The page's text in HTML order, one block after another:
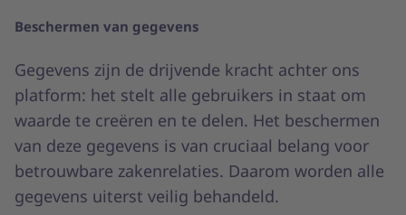
Beschermen van gegevens
Gegevens zijn de drijvende kracht achter ons
platform: het stelt alle gebruikers in staat om
waarde te creëren en te delen. Het beschermen
van deze gegevens is van cruciaal belang voor
betrouwbare zakenrelaties. Daarom worden alle
gegevens uiterst veilig behandeld.